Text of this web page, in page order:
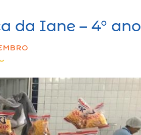
da Iane – 4° ano